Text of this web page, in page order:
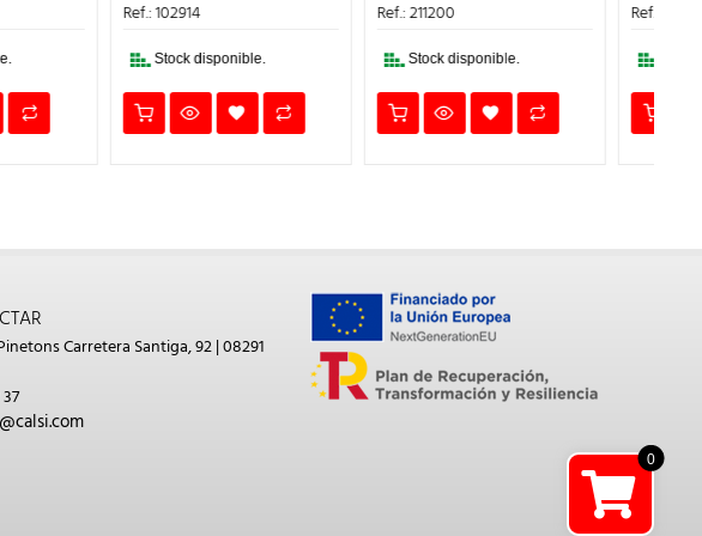
Ref.: 211200
Stock disponible.
Ref.: 210808
Stock disponible.
Carretera Santiga, 92 | 08291
0